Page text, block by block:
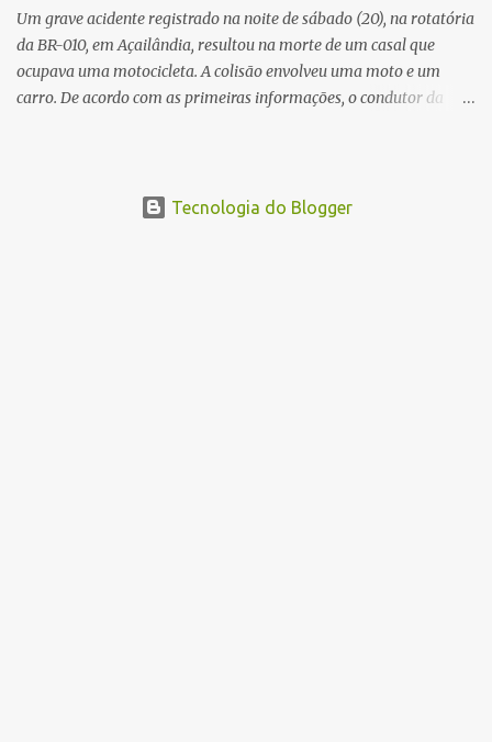
Um grave acidente registrado na noite de sábado (20), na rotatória
da BR-010, em Açailândia, resultou na morte de um casal que
ocupava uma motocicleta. A colisão envolveu uma moto e um
carro. De acordo com as primeiras informações, o condutor da
não resistiu aos ferimentos e veio a óbito. Uma das vítimas foi
Tecnologia do Blogger